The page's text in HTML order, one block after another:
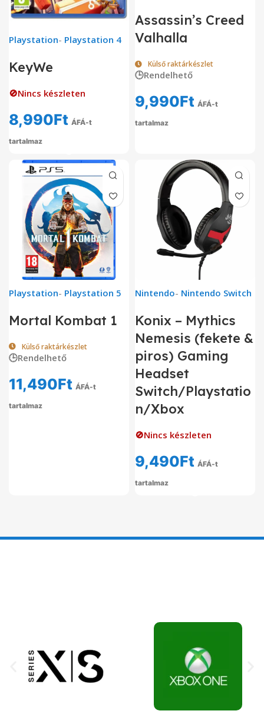
Playstation- Playstation 4
KeyWe
🚫Nincs készleten
8,990Ft ÁFÁ-t
tartalmaz
Assassin’s Creed
Valhalla
Külső raktárkészlet
🕒Rendelhető
9,990Ft ÁFÁ-t
tartalmaz
Playstation- Playstation 5
Mortal Kombat 1
Külső raktárkészlet
🕒Rendelhető
11,490Ft ÁFÁ-t
tartalmaz
Nintendo- Nintendo Switch
Konix – Mythics
Nemesis (fekete &
piros) Gaming
Headset
Switch/Playstatio
n/Xbox
🚫Nincs készleten
9,490Ft ÁFÁ-t
tartalmaz